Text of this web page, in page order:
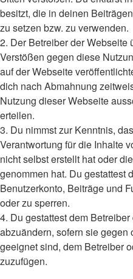
besitzt, die in deinen
zu setzen bzw. zu verwenden.
2. Der Betreiber der Webseite
Verstößen gegen diese
auf der Webseite
dich nach Abmahnung
Nutzung dieser Webseite
erteilen.
3. Du nimmst zur Kenntnis,
Verantwortung für die Inhalte
nicht selbst erstellt hat oder
genommen hat. Du gestattest
Benutzerkonto, Beiträge und
oder zu sperren.
4. Du gestattest dem
abzuändern, sofern sie
geeignet sind, dem Betreiber
zuzufügen.